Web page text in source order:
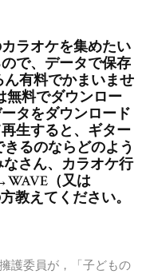
ラオケを集めたい
で、データで保存
ん有料でかまいませ
無料でダウンロー
タをダウンロード
生すると、ギター
るのならどのよう
さん、カラオケ行
（又は
教えてください。
護委員が，「子どもの